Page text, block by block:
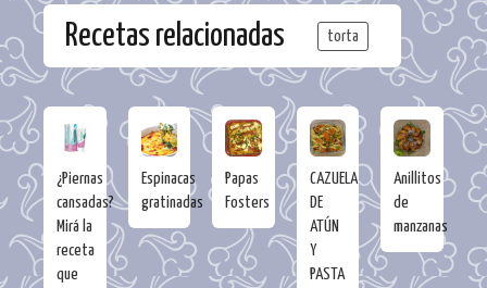
Recetas relacionadas torta
¿Piernas
cansadas?
Mirá la
receta
que
Espinacas
gratinadas
Papas
Fosters
CAZUELA
DE
ATÚN
Y
PASTA
Anillitos
de
manzanas